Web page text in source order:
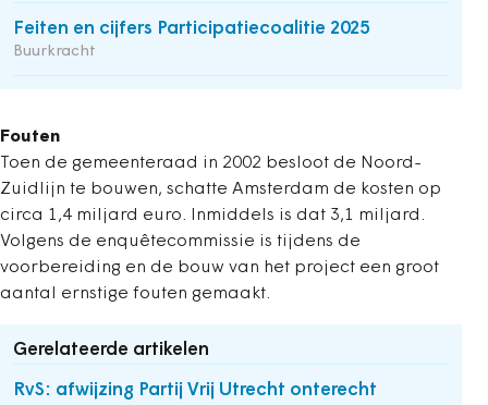
Feiten en cijfers Participatiecoalitie 2025
Buurkracht
Fouten
Toen de gemeenteraad in 2002 besloot de Noord-
Zuidlijn te bouwen, schatte Amsterdam de kosten op
circa 1,4 miljard euro. Inmiddels is dat 3,1 miljard.
Volgens de enquêtecommissie is tijdens de
voorbereiding en de bouw van het project een groot
aantal ernstige fouten gemaakt.
Gerelateerde artikelen
RvS: afwijzing Partij Vrij Utrecht onterecht